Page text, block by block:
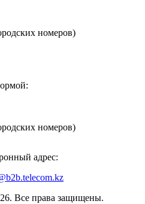
номеров)
номеров)
адрес:
Все права защищены.